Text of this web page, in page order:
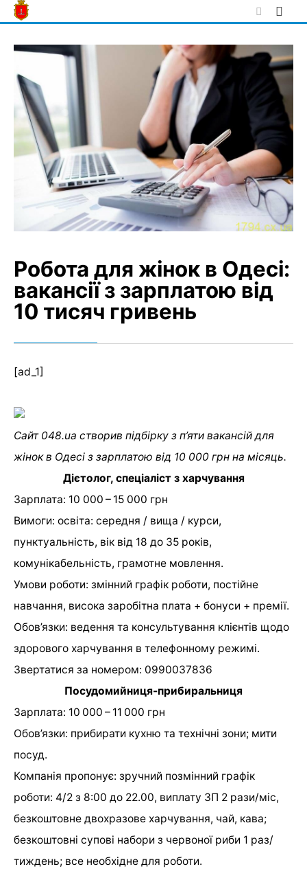
Skip
to
Робота для жінок в Одесі:
вакансії з зарплатою від
10 тисяч гривень
[ad_1]
Сайт 048.ua створив підбірку з п’яти вакансій для
жінок в Одесі з зарплатою від 10 000 грн на місяць.
Дієтолог, спеціаліст з харчування
Зарплата: 10 000 – 15 000 грн
Вимоги: освіта: середня / вища / курси,
пунктуальність, вік від 18 до 35 років,
комунікабельність, грамотне мовлення.
Умови роботи: змінний графік роботи, постійне
навчання, висока заробітна плата + бонуси + премії.
Обов’язки: ведення та консультування клієнтів щодо
здорового харчування в телефонному режимі.
Звертатися за номером: 0990037836
Посудомийниця-прибиральниця
Зарплата: 10 000 – 11 000 грн
Обов’язки: прибирати кухню та технічні зони; мити
посуд.
Компанія пропонує: зручний позмінний графік
роботи: 4/2 з 8:00 до 22.00, виплату ЗП 2 рази/міс,
безкоштовне двохразове харчування, чай, кава;
безкоштовні супові набори з червоної риби 1 раз/
тиждень; все необхідне для роботи.